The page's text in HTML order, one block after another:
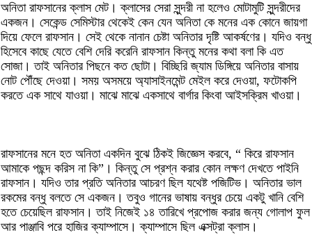
অনিতা রাফসানের ক্লাস মেট। ক্লাসের সেরা সুন্দরী না হলেও মোটামুটি সুন্দরীদের
একজন। সেকেন্ড সেমিস্টার থেকেই কেন যেন অনিতা কে মনের এক কোনে জায়গা
দিয়ে ফেলে রাফসান। সেই থেকে নানান চেষ্টা অনিতার দৃষ্টি আকর্ষণের। যদিও বন্ধু
হিসেবে কাছে যেতে বেশি দেরি করেনি রাফসান কিন্তু মনের কথা বলা কি এত
সোজা। তাই অনিতার পিছনে কত ছোটা। বিচ্ছিরি জ্যাম ডিঙ্গিয়ে অনিতার বাসায়
নোট পৌঁছে দেওয়া। সময় অসময়ে অ্যাসাইনমেন্ট মেইল করে দেওয়া, ফটোকপি
করতে এক সাথে যাওয়া। মাঝে মাঝে একসাথে বার্গার কিংবা আইসক্রিম খাওয়া।
রাফসানের মনে হত অনিতা একদিন বুঝে ঠিকই জিজ্ঞেস করবে, “ কিরে রাফসান
আমাকে পছন্দ করিস না কি”। কিন্তু সে প্রশ্ন করার কোন লক্ষণ দেখতে পাইনি
রাফসান। যদিও তার প্রতি অনিতার আচরণ ছিল যথেষ্ট পজিটিভ। অনিতার ভাল
রকমের বন্ধু বলতে সে একজন। তবুও গানের ভাষায় বন্ধুর চেয়ে একটু খানি বেশি
হতে চেয়েছিল রাফসান। তাই নিজেই ১৪ তারিখে প্রপোজ করার জন্য গোলাপ ফুল
আর পাঞ্জাবি পরে হাজির ক্যাম্পাসে। ক্যাম্পাসে ছিল এক্সট্রা ক্লাস।